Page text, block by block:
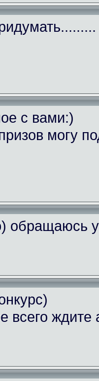
с вами:)
могу
обращаюсь
всего ждите